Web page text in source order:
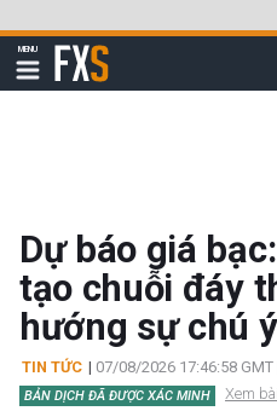
qua
đi
MENU
Hiển
thị
FXStreet
Dự báo giá
tạo chuỗi đáy
hướng sự chú
TIN TỨC | 07/08/2026 17:46:58 GMT
BẢN DỊCH ĐÃ ĐƯỢC XÁC MINH Xem